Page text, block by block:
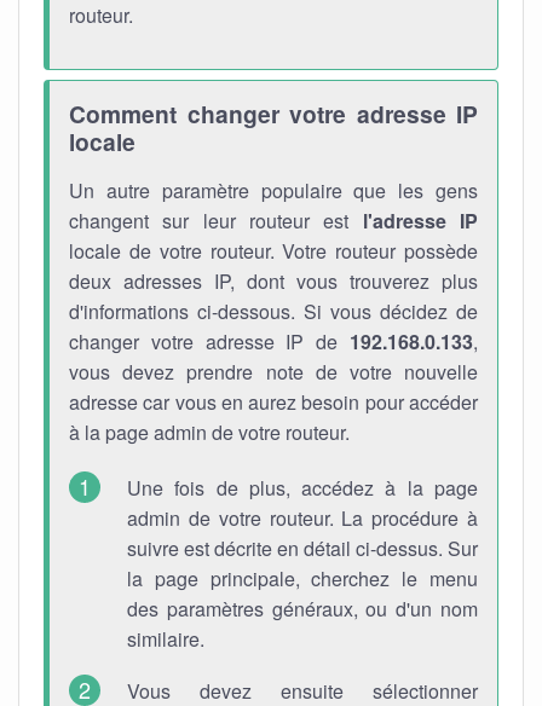
routeur.
Comment changer votre adresse IP
locale
Un autre paramètre populaire que les gens
changent sur leur routeur est l'adresse IP
locale de votre routeur. Votre routeur possède
deux adresses IP, dont vous trouverez plus
d'informations ci-dessous. Si vous décidez de
changer votre adresse IP de 192.168.0.133,
vous devez prendre note de votre nouvelle
adresse car vous en aurez besoin pour accéder
à la page admin de votre routeur.
Une fois de plus, accédez à la page
admin de votre routeur. La procédure à
suivre est décrite en détail ci-dessus. Sur
la page principale, cherchez le menu
des paramètres généraux, ou d'un nom
similaire.
Vous devez ensuite sélectionner